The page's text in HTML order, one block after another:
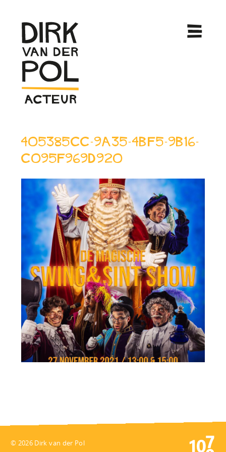
405385cc-9a35-4bf5-9b16-
c095f969d920
© 2026 Dirk van der Pol